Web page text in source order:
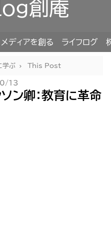
創庵
メディアを創る ライフログ
学ぶ This Post
13
ン卿：教育に革命